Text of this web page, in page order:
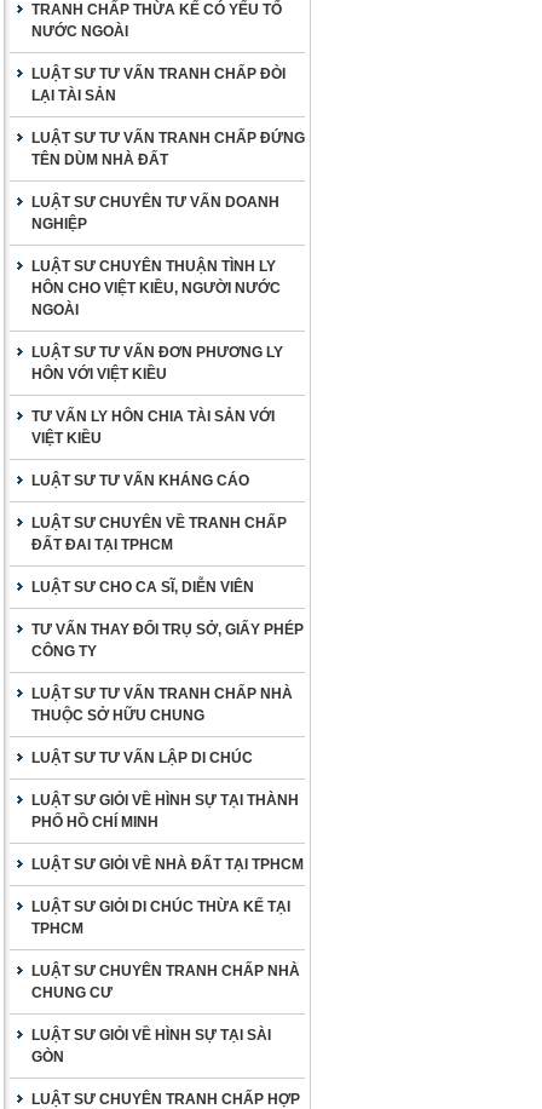
TRANH CHẤP THỪA KẾ CÓ YẾU TỐ
NƯỚC NGOÀI
LUẬT SƯ TƯ VẤN TRANH CHẤP ĐÒI
LẠI TÀI SẢN
LUẬT SƯ TƯ VẤN TRANH CHẤP ĐỨNG
TÊN DÙM NHÀ ĐẤT
LUẬT SƯ CHUYÊN TƯ VẤN DOANH
NGHIỆP
LUẬT SƯ CHUYÊN THUẬN TÌNH LY
HÔN CHO VIỆT KIỀU, NGƯỜI NƯỚC
NGOÀI
LUẬT SƯ TƯ VẤN ĐƠN PHƯƠNG LY
HÔN VỚI VIỆT KIỀU
TƯ VẤN LY HÔN CHIA TÀI SẢN VỚI
VIỆT KIỀU
LUẬT SƯ TƯ VẤN KHÁNG CÁO
LUẬT SƯ CHUYÊN VỀ TRANH CHẤP
ĐẤT ĐAI TẠI TPHCM
LUẬT SƯ CHO CA SĨ, DIỄN VIÊN
TƯ VẤN THAY ĐỔI TRỤ SỞ, GIẤY PHÉP
CÔNG TY
LUẬT SƯ TƯ VẤN TRANH CHẤP NHÀ
THUỘC SỞ HỮU CHUNG
LUẬT SƯ TƯ VẤN LẬP DI CHÚC
LUẬT SƯ GIỎI VỀ HÌNH SỰ TẠI THÀNH
PHỐ HỒ CHÍ MINH
LUẬT SƯ GIỎI VỀ NHÀ ĐẤT TẠI TPHCM
LUẬT SƯ GIỎI DI CHÚC THỪA KẾ TẠI
TPHCM
LUẬT SƯ CHUYÊN TRANH CHẤP NHÀ
CHUNG CƯ
LUẬT SƯ GIỎI VỀ HÌNH SỰ TẠI SÀI
GÒN
LUẬT SƯ CHUYÊN TRANH CHẤP HỢP